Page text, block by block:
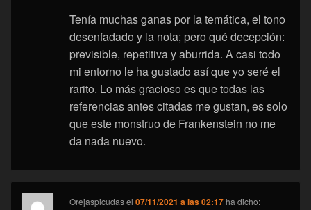
Tenía muchas ganas por la temática, el tono
desenfadado y la nota; pero qué decepción:
previsible, repetitiva y aburrida. A casi todo
mi entorno le ha gustado así que yo seré el
rarito. Lo más gracioso es que todas las
referencias antes citadas me gustan, es solo
que este monstruo de Frankenstein no me
da nada nuevo.
Orejaspicudasel07/11/2021 a las 02:17 ha dicho: